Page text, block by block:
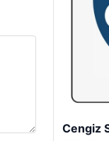
Hastaş